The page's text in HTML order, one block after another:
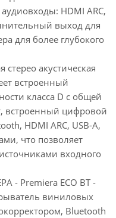
HDMI ARC,
выход для
для более глубокого
акустическая
встроенный
класса D с общей
встроенный цифровой
HDMI ARC, USB-A,
что позволяет
входного
- Premiera ECO BT -
виниловых
Bluetooth